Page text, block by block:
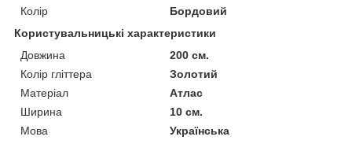
Колір
Бордовий
Користувальницькі характеристики
Довжина
200 см.
Колір гліттера
Золотий
Матерiал
Атлас
Ширина
10 см.
Мова
Українська